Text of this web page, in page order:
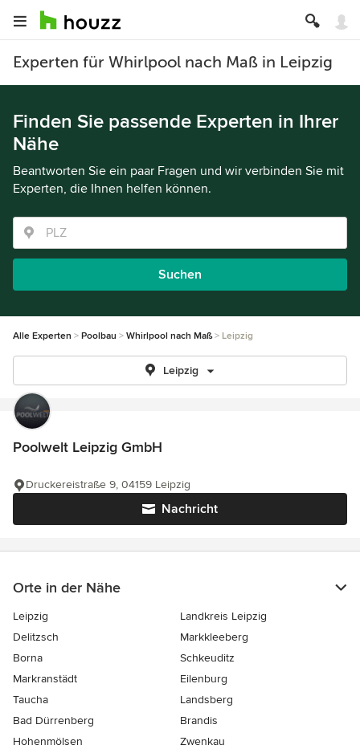
Experten für Whirlpool nach Maß in Leipzig
Finden Sie passende Experten in Ihrer
Nähe
Beantworten Sie ein paar Fragen und wir verbinden Sie mit
Experten, die Ihnen helfen können.
Suchen
Alle Experten Poolbau Whirlpool nach Maß Leipzig
Leipzig
Poolwelt Leipzig GmbH
Nachricht
Druckereistraße 9, 04159 Leipzig
Orte in der Nähe
Leipzig
Landkreis Leipzig
Delitzsch
Markkleeberg
Borna
Schkeuditz
Markranstädt
Eilenburg
Taucha
Landsberg
Bad Dürrenberg
Brandis
Hohenmölsen
Zwenkau